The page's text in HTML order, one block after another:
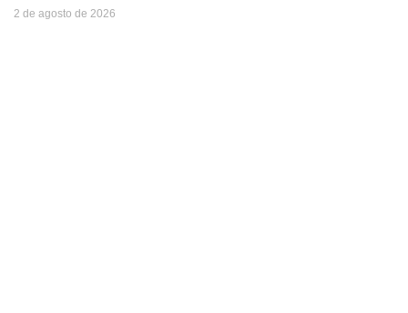
2 de agosto de 2026